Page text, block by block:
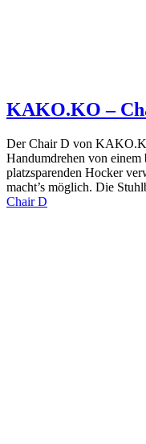
KAKO.KO –
Der Chair D von
Handumdrehen von
platzsparenden Hocker
macht’s möglich. Die
Chair D